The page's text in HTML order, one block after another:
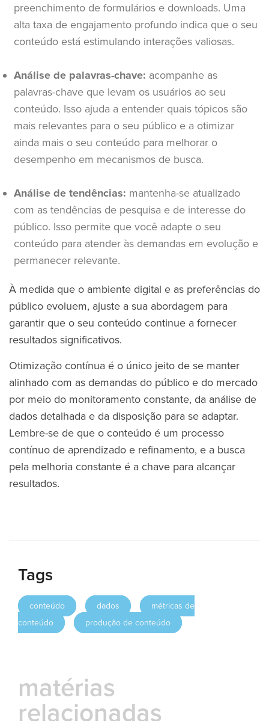
preenchimento de formulários e downloads. Uma
alta taxa de engajamento profundo indica que o seu
conteúdo está estimulando interações valiosas.
Análise de palavras-chave: acompanhe as
palavras-chave que levam os usuários ao seu
conteúdo. Isso ajuda a entender quais tópicos são
mais relevantes para o seu público e a otimizar
ainda mais o seu conteúdo para melhorar o
desempenho em mecanismos de busca.
Análise de tendências: mantenha-se atualizado
com as tendências de pesquisa e de interesse do
público. Isso permite que você adapte o seu
conteúdo para atender às demandas em evolução e
permanecer relevante.
À medida que o ambiente digital e as preferências do
público evoluem, ajuste a sua abordagem para
garantir que o seu conteúdo continue a fornecer
resultados significativos.
Otimização contínua é o único jeito de se manter
alinhado com as demandas do público e do mercado
por meio do monitoramento constante, da análise de
dados detalhada e da disposição para se adaptar.
Lembre-se de que o conteúdo é um processo
contínuo de aprendizado e refinamento, e a busca
pela melhoria constante é a chave para alcançar
resultados.
Tags
conteúdo dados
métricas de
conteúdo
produção de conteúdo
matérias
relacionadas